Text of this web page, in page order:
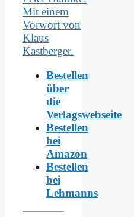
Bestellen
über
die
Verlagswebseite
Bestellen
bei
Amazon
Bestellen
bei
Lehmanns